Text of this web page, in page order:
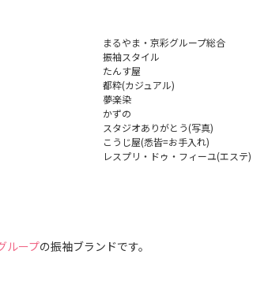
まるやま・京彩グループ総合
振袖スタイル
たんす屋
都粋(カジュアル)
夢楽染
かずの
スタジオありがとう(写真)
こうじ屋(悉皆=お手入れ)
レスプリ・ドゥ・フィーユ(エステ)
ループの振袖ブランドです。